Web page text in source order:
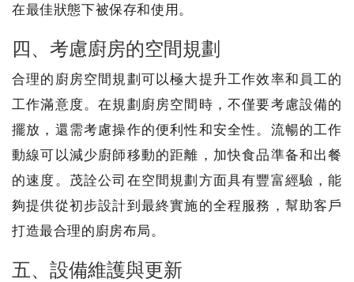
在最佳狀態下被保存和使用。
四、考慮廚房的空間規劃
合理的廚房空間規劃可以極大提升工作效率和員工的
工作滿意度。在規劃廚房空間時，不僅要考慮設備的
擺放，還需考慮操作的便利性和安全性。流暢的工作
動線可以減少廚師移動的距離，加快食品準备和出餐
的速度。茂詮公司在空間規劃方面具有豐富經驗，能
夠提供從初步設計到最終實施的全程服務，幫助客戶
打造最合理的廚房布局。
五、設備維護與更新